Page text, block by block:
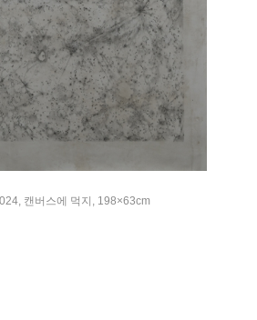
캔버스에 먹지, 198×63cm